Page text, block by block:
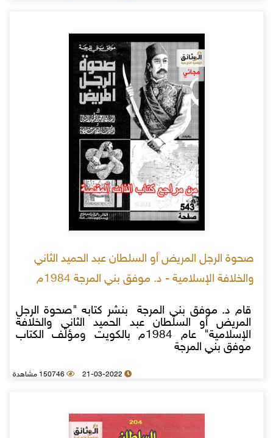
صحوة الرجل المريض أو السلطان عبد الحميد الثاني
والخلافة الإسلامية - د. موفق بني المرجة 1984م
قام د. موفق بني المرجة بنشر كتابه "صحوة الرجل
المريض أو السلطان عبد الحميد الثاني والخلافة
الإسلامية" عام 1984م بالكويت ومؤلف الكتاب
موفق بني المرجة
21-03-2022 150746 مشاهدة